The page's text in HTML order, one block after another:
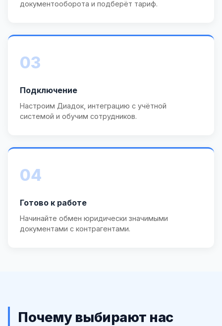
документооборота и подберёт тариф.
03
Подключение
Настроим Диадок, интеграцию с учётной
системой и обучим сотрудников.
04
Готово к работе
Начинайте обмен юридически значимыми
документами с контрагентами.
Почему выбирают нас